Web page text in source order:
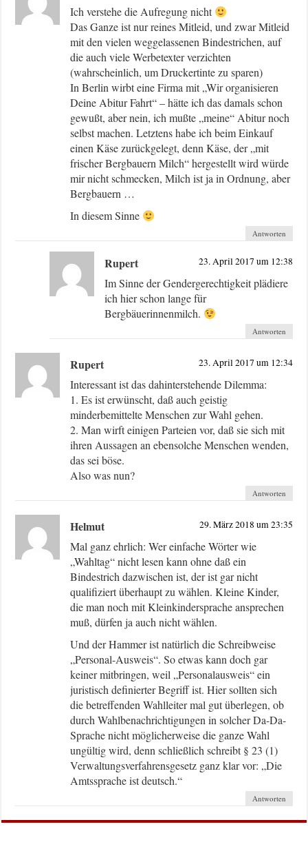
Ich verstehe die Aufregung nicht
Das Ganze ist nur reines Mitleid, und zwar Mitleid
mit den vielen weggelassenen Bindestrichen, auf
die auch viele Werbetexter verzichten
(wahrscheinlich, um Druckertinte zu sparen)
In Berlin wirbt eine Firma mit „Wir organisieren
Deine Abitur Fahrt“ – hätte ich das damals schon
gewußt, aber nein, ich mußte „meine“ Abitur noch
selbst machen. Letztens habe ich beim Einkauf
einen Käse zurückgelegt, denn Käse, der „mit
frischer Bergbauern Milch“ hergestellt wird würde
mir nicht schmecken, Milch ist ja in Ordnung, aber
Bergbauern …
In diesem Sinne
Antworten
Rupert 23. April 2017 um 12:38
Im Sinne der Gendergerechtigkeit plädiere
ich hier schon lange für
Bergbäuerinnenmilch.
Antworten
Rupert 23. April 2017 um 12:34
Interessant ist das dahinterstehende Dilemma:
1. Es ist erwünscht, daß auch geistig
minderbemittelte Menschen zur Wahl gehen.
2. Man wirft einigen Parteien vor, daß sie sich mit
ihren Aussagen an ebensolche Menschen wenden,
das sei böse.
Also was nun?
Antworten
Helmut 29. März 2018 um 23:35
Mal ganz ehrlich: Wer einfache Wörter wie
„Wahltag“ nicht lesen kann ohne daß ein
Bindestrich dazwischen ist, der ist gar nicht
qualifiziert überhaupt zu wählen. Kleine Kinder,
die man noch mit Kleinkindersprache ansprechen
muß, dürfen ja auch nicht wählen.
Und der Hammer ist natürlich die Schreibweise
„Personal-Ausweis“. So etwas kann doch gar
keiner mitbringen, weil „Personalausweis“ ein
juristisch definierter Begriff ist. Hier sollten sich
die betreffenden Wahlleiter mal gut überlegen, ob
durch Wahlbenachrichtigungen in solcher Da-Da-
Sprache nicht möglicherweise die ganze Wahl
ungültig wird, denn schließlich schreibt § 23 (1)
Verwaltungsverfahrensgesetz ganz klar vor: „Die
Amtssprache ist deutsch.“
Antworten